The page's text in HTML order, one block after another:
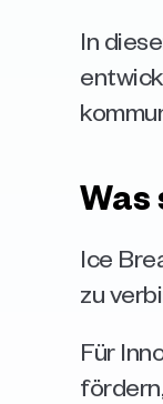
In
Ice
zu
Für